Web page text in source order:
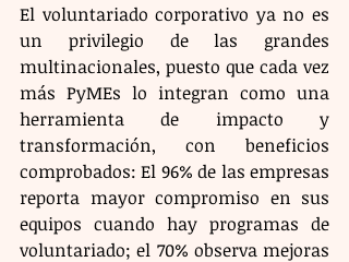
​El voluntariado corporativo ya no es
un privilegio de las grandes
multinacionales, puesto que cada vez
más PyMEs lo integran como una
herramienta de impacto y
transformación, con beneficios
comprobados: El 96% de las empresas
reporta mayor compromiso en sus
equipos cuando hay programas de
voluntariado; el 70% observa mejoras